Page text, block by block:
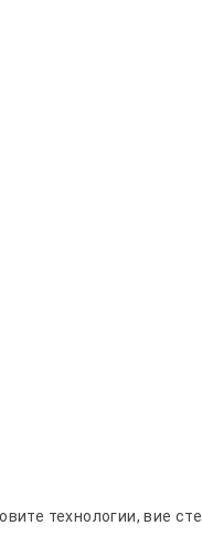
технологии, вие сте